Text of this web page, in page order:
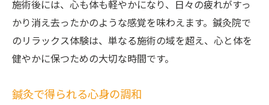
施術後には、心も体も軽やかになり、日々の疲れがすっ
かり消え去ったかのような感覚を味わえます。鍼灸院で
のリラックス体験は、単なる施術の域を超え、心と体を
健やかに保つための大切な時間です。
鍼灸で得られる心身の調和